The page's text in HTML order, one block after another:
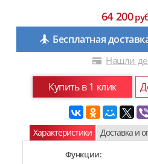
64 200
Бесплатная
Нашли
Купить в 1 клик
Характеристики Доставка и
Функции: